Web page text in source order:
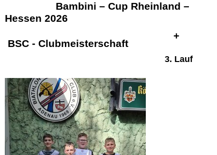
Bambini – Cup Rheinland –
Hessen 2026
+
BSC - Clubmeisterschaft
3. Lauf